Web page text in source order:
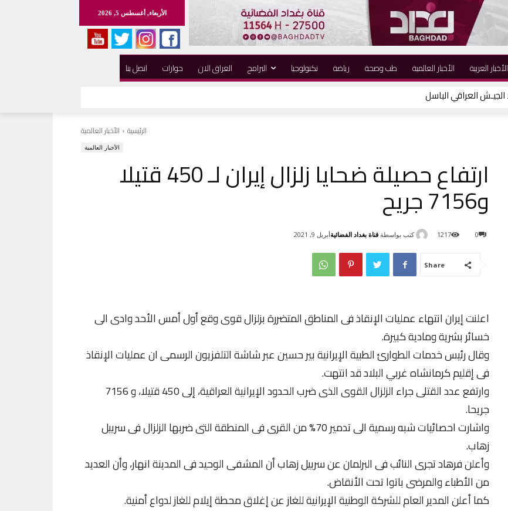
الأربعاء, أغسطس 5, 2026
اتصل بنا حوارات العراق الان البرامج نكنولوجيا رياضة طب وصحة الأخبار العالمية الأخبار العربية
الرئيسية الأخبار العالمية
الأخبار العالمية
ارتفاع حصيلة ضحايا زلزال إيران لـ 450 قتيلا
و7156 جريح
كتب بواسطة قناة بغداد الفضائيةأبريل 9, 2021 0
1217
Share
اعلنت إيران انتهاء عمليات الإنقاذ فى المناطق المتضررة بزلزال قوى وقع أول أمس الأحد وادى الى
خسائر بشرية ومادية كبيرة.
وقال رئيس خدمات الطوارئ الطبية الإيرانية بير حسين عبر شاشة التلفزيون الرسمى ان عمليات الإنقاذ
فى إقليم كرمانشاه غربي البلاد قد انتهت.
وارتفع عدد القتلى جراء الزلزال القوى الذى ضرب الحدود الإيرانية العراقية، إلى 450 قتيلا، و 7156
جريحا.
واشارت احصائيات شبه رسمية الى تدمير 70% من القرى فى المنطقة التى ضربها الزلزال فى سربيل
زهاب.
وأعلن فرهاد تجرى النائب فى البرلمان عن سربيل زهاب أن المشفى الوحيد فى المدينة انهار، وأن العديد
من الأطباء والمرضى باتوا تحت الأنقاض.
كما أعلن المدير العام للشركة الوطنية الإيرانية للغاز عن إغلاق محطة إيلام للغاز لدواع أمنية.